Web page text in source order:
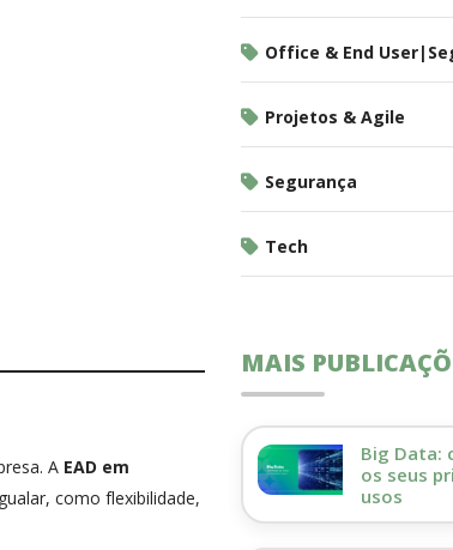
A EAD em
como flexibilidade,
Office & End
Projetos & Agile
Segurança
Tech
MAIS
Big Data:
os seus
usos